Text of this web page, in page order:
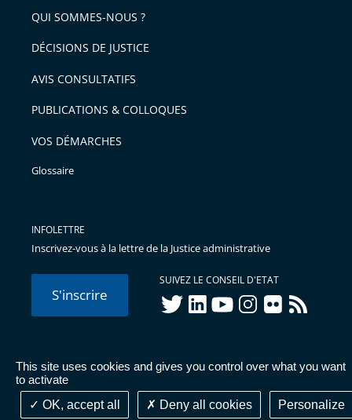
This site uses cookies and gives you control over what you want
to activate
OK, accept all
Deny all cookies Personalize
QUI SOMMES-NOUS ?
DÉCISIONS DE JUSTICE
AVIS CONSULTATIFS
PUBLICATIONS & COLLOQUES
VOS DÉMARCHES
Glossaire
INFOLETTRE
Inscrivez-vous à la lettre de la Justice administrative
S'inscrire
SUIVEZ LE CONSEIL D'ETAT
twitterlinkedInyoutubeinstagram
flickr rss
© Conseil d'État 2026 - Mentions légales
Données
personnelles-Publications administratives-Accessibilité :
partiellement conforme